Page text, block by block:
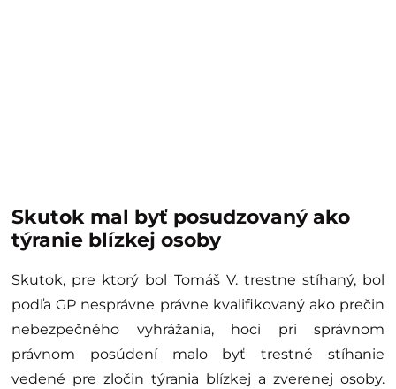
Skutok mal byť posudzovaný ako
týranie blízkej osoby
Skutok, pre ktorý bol Tomáš V. trestne stíhaný, bol
podľa GP nesprávne právne kvalifikovaný ako prečin
nebezpečného vyhrážania, hoci pri správnom
právnom posúdení malo byť trestné stíhanie
vedené pre zločin týrania blízkej a zverenej osoby.